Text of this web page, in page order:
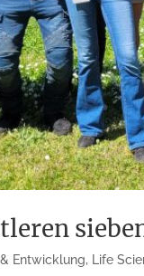
Entwicklung, Life